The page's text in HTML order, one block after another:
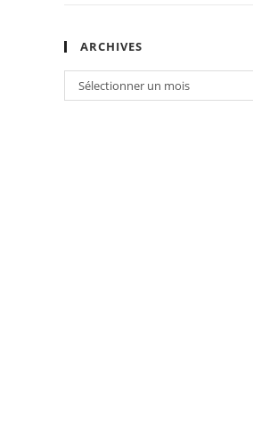
ARCHIVES
Sélectionner un mois